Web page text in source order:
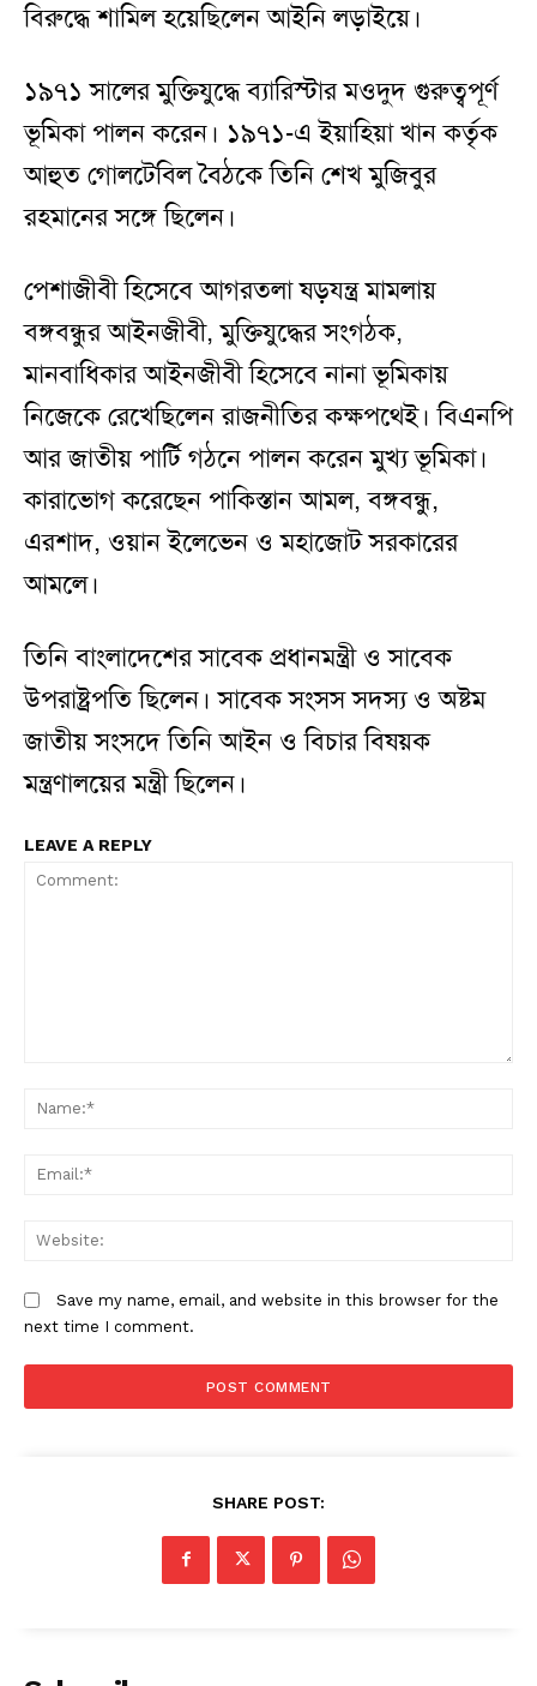
বিরুদ্ধে শামিল হয়েছিলেন আইনি লড়াইয়ে।
১৯৭১ সালের মুক্তিযুদ্ধে ব্যারিস্টার মওদুদ গুরুত্বপূর্ণ
ভূমিকা পালন করেন। ১৯৭১-এ ইয়াহিয়া খান কর্তৃক
আহুত গোলটেবিল বৈঠকে তিনি শেখ মুজিবুর
রহমানের সঙ্গে ছিলেন।
পেশাজীবী হিসেবে আগরতলা ষড়যন্ত্র মামলায়
বঙ্গবন্ধুর আইনজীবী, মুক্তিযুদ্ধের সংগঠক,
মানবাধিকার আইনজীবী হিসেবে নানা ভূমিকায়
নিজেকে রেখেছিলেন রাজনীতির কক্ষপথেই। বিএনপি
আর জাতীয় পার্টি গঠনে পালন করেন মুখ্য ভূমিকা।
কারাভোগ করেছেন পাকিস্তান আমল, বঙ্গবন্ধু,
এরশাদ, ওয়ান ইলেভেন ও মহাজোট সরকারের
আমলে।
তিনি বাংলাদেশের সাবেক প্রধানমন্ত্রী ও সাবেক
উপরাষ্ট্রপতি ছিলেন। সাবেক সংসস সদস্য ও অষ্টম
জাতীয় সংসদে তিনি আইন ও বিচার বিষয়ক
মন্ত্রণালয়ের মন্ত্রী ছিলেন।
LEAVE A REPLY
Save my name, email, and website in this browser for the
next time I comment.
SHARE POST: